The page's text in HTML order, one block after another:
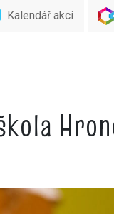
Kalendář akcí